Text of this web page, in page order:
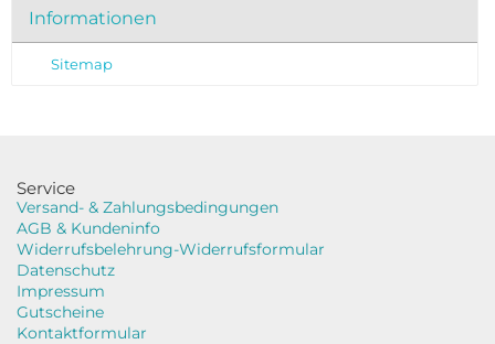
Informationen
Sitemap
Service
Versand- & Zahlungsbedingungen
AGB & Kundeninfo
Widerrufsbelehrung-Widerrufsformular
Datenschutz
Impressum
Gutscheine
Kontaktformular